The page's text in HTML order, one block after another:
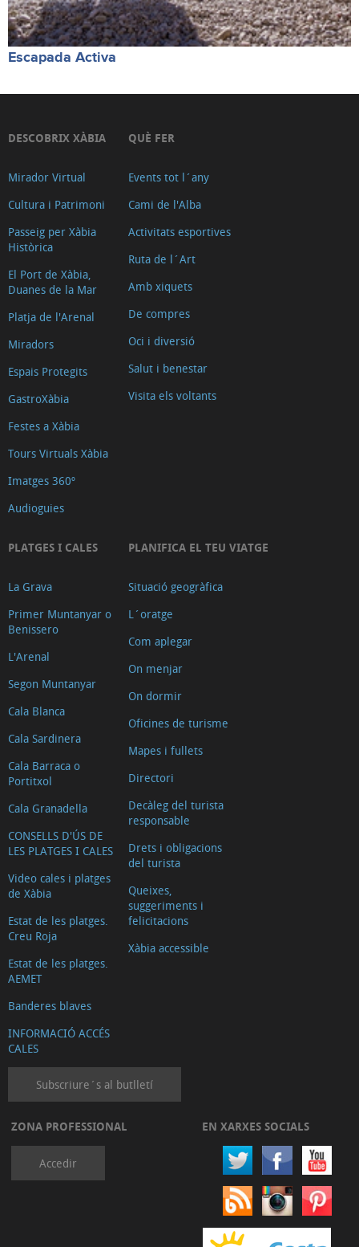
Escapada Activa
DESCOBRIX XÀBIA
Mirador Virtual
Cultura i Patrimoni
Passeig per Xàbia
Històrica
El Port de Xàbia,
Duanes de la Mar
Platja de l'Arenal
Miradors
Espais Protegits
GastroXàbia
Festes a Xàbia
Tours Virtuals Xàbia
Imatges 360º
Audioguies
QUÈ FER
Events tot l´any
Cami de l'Alba
Activitats esportives
Ruta de l´Art
Amb xiquets
De compres
Oci i diversió
Salut i benestar
Visita els voltants
PLATGES I CALES
La Grava
Primer Muntanyar o
Benissero
L'Arenal
Segon Muntanyar
Cala Blanca
Cala Sardinera
Cala Barraca o
Portitxol
Cala Granadella
CONSELLS D'ÚS DE
LES PLATGES I CALES
Video cales i platges
de Xàbia
Estat de les platges.
Creu Roja
Estat de les platges.
AEMET
Banderes blaves
INFORMACIÓ ACCÉS
CALES
PLANIFICA EL TEU VIATGE
Situació geogràfica
L´oratge
Com aplegar
On menjar
On dormir
Oficines de turisme
Mapes i fullets
Directori
Decàleg del turista
responsable
Drets i obligacions
del turista
Queixes,
suggeriments i
felicitacions
Xàbia accessible
Subscriure´s al butlletí
ZONA PROFESSIONAL
Accedir
EN XARXES SOCIALS